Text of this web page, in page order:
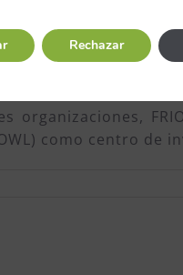
como centro de
Rechazar